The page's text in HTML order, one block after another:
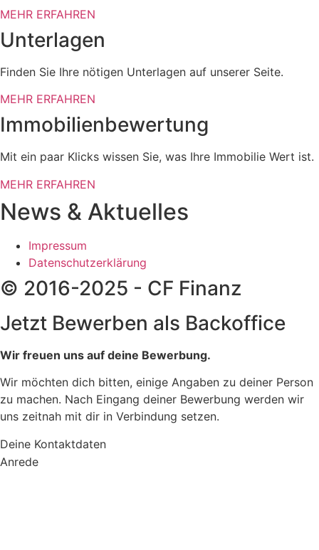
MEHR ERFAHREN
Unterlagen
Finden Sie Ihre nötigen Unterlagen auf unserer Seite.
MEHR ERFAHREN
Immobilienbewertung
Mit ein paar Klicks wissen Sie, was Ihre Immobilie Wert ist.
MEHR ERFAHREN
News & Aktuelles
Impressum
Datenschutzerklärung
© 2016-2025 - CF Finanz
Jetzt Bewerben als Backoffice
Wir freuen uns auf deine Bewerbung.
Wir möchten dich bitten, einige Angaben zu deiner Person
zu machen. Nach Eingang deiner Bewerbung werden wir
uns zeitnah mit dir in Verbindung setzen.
Deine Kontaktdaten
Anrede